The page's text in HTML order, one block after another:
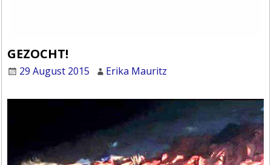
GEZOCHT!
29 August 2015 Erika Mauritz